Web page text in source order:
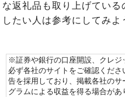
な返礼品も取り上げてい
したい人は参考にしてみよ
※証券や銀行の口座開設、クレジ
必ず各社のサイトをご確認くだ
告を採用しており、掲載各社の
グラムによる収益を得る場合があ